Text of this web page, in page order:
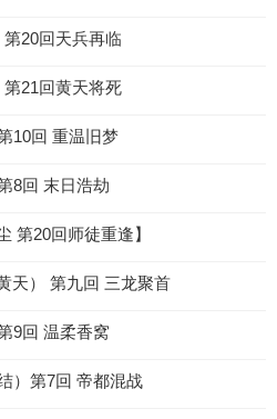
第20回天兵再临
第21回黄天将死
10回 重温旧梦
8回 末日浩劫
第20回师徒重逢】
天） 第九回 三龙聚首
9回 温柔香窝
）第7回 帝都混战